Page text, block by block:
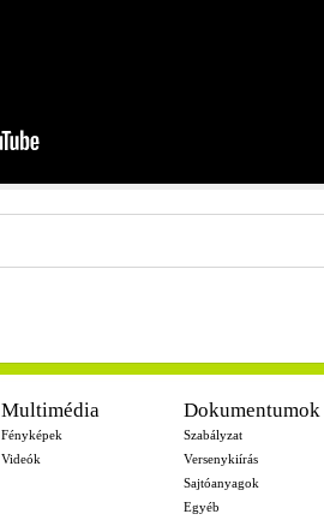
Multimédia
Fényképek
Videók
Dokumentumok
Szabályzat
Versenykiírás
Sajtóanyagok
Egyéb